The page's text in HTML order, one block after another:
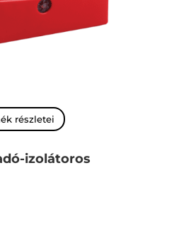
részletei
izolátoros